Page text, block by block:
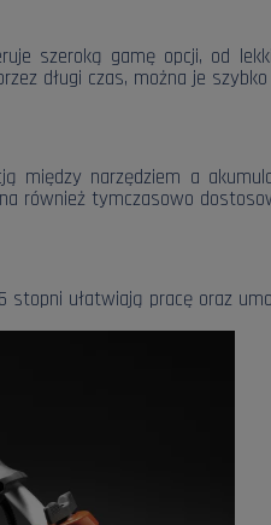
szeroką gamę opcji, od
długi czas, można je
między narzędziem a
również tymczasowo
stopni ułatwiają pracę oraz